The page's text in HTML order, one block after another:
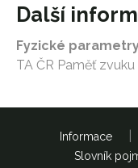
Další
Fyzické
TA ČR Paměť zvuku
Informace
Slovník